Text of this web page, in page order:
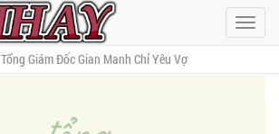
Hiện
menu
Tổng Giám Đốc Gian Manh Chỉ Yêu Vợ